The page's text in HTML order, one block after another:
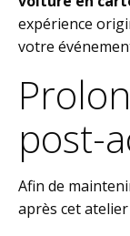
expérience
votre
post-
Afin de
après cet